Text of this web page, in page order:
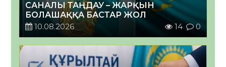
САНАЛЫ ТАҢДАУ – ЖАРҚЫН
БОЛАШАҚҚА БАСТАР ЖОЛ
10.08.2026
14 0